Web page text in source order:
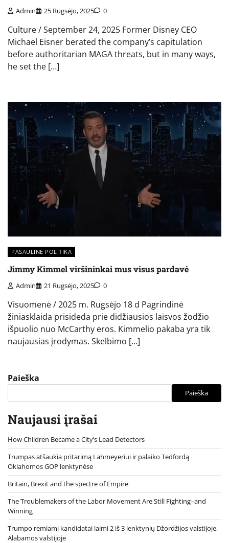
Admin 25 Rugsėjo, 2025 0
Culture / September 24, 2025 Former Disney CEO
Michael Eisner berated the company’s capitulation
before authoritarian MAGA threats, but in many ways,
he set the […]
PASAULINĖ POLITIKA
Jimmy Kimmel viršininkai mus visus pardavė
Admin 21 Rugsėjo, 2025 0
Visuomenė / 2025 m. Rugsėjo 18 d Pagrindinė
žiniasklaida prisideda prie didžiausios laisvos žodžio
išpuolio nuo McCarthy eros. Kimmelio pakaba yra tik
naujausias įrodymas. Skelbimo […]
Paieška
Paieška
Naujausi įrašai
How Children Became a City’s Lead Detectors
Trumpas atšaukia pritarimą Lahmeyeriui ir palaiko Tedfordą
Oklahomos GOP lenktynėse
Britain, Brexit and the spectre of Empire
The Troublemakers of the Labor Movement Are Still Fighting–and
Winning
Trumpo remiami kandidatai laimi 2 iš 3 lenktynių Džordžijos valstijoje,
Alabamos valstijoje